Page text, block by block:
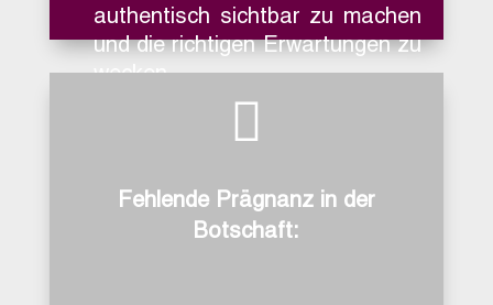
authentisch sichtbar zu machen
und die richtigen Erwartungen zu
wecken.
Individuelles Feedback und
Praxisübungen helfen, den
selbst-bewusst zu tragen.

Fehlende Prägnanz in der
Botschaft: